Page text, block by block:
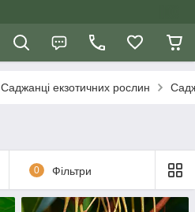
Саджанці екзотичних рослин
0 Фільтри